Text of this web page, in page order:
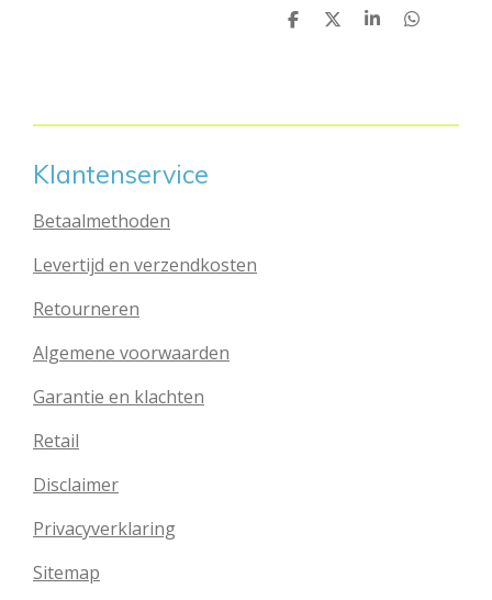
D
D
S
D
Klantenservice
Betaalmethoden
Levertijd en verzendkosten
Retourneren
Algemene voorwaarden
Garantie en klachten
Retail
Disclaimer
Privacyverklaring
Sitemap